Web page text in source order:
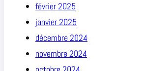
février 2025
janvier 2025
décembre 2024
novembre 2024